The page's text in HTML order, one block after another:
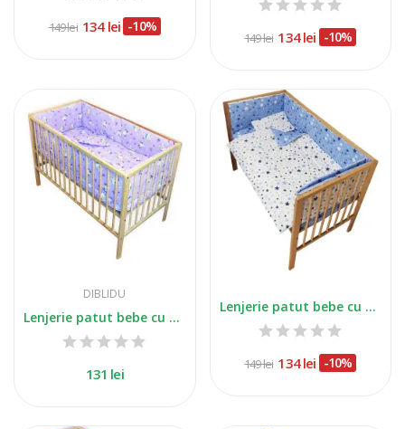
149 lei 134 lei -10%
149 lei 134 lei -10%
DIBLIDU
Lenjerie patut bebe cu 5 piese pisicuta mov
131 lei
Lenjerie patut bebe cu 5 piese stelute cu doua...
149 lei 134 lei -10%